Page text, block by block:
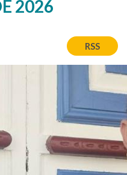
2026
RSS